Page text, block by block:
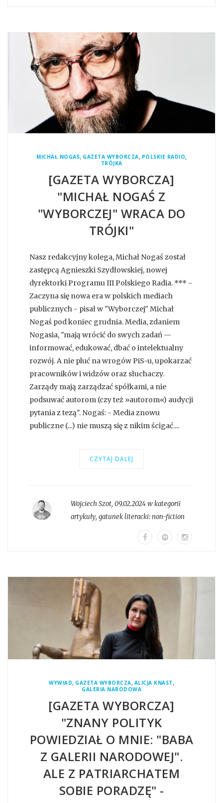
MICHAŁ NOGAŚ, GAZETA WYBORCZA, POLSKIE RADIO,
TRÓJKA
[GAZETA WYBORCZA]
"MICHAŁ NOGAŚ Z
"WYBORCZEJ" WRACA DO
TRÓJKI"
Nasz redakcyjny kolega, Michał Nogaś został
zastępcą Agnieszki Szydłowskiej, nowej
dyrektorki Programu III Polskiego Radia. *** -
Zaczyna się nowa era w polskich mediach
publicznych - pisał w "Wyborczej" Michał
Nogaś pod koniec grudnia. Media, zdaniem
Nogasia, "mają wrócić do swych zadań —
informować, edukować, dbać o intelektualny
rozwój. A nie pluć na wrogów PiS-u, upokarzać
pracowników i widzów oraz słuchaczy.
Zarządy mają zarządzać spółkami, a nie
podsuwać autorom (czy też »autorom«) audycji
pytania z tezą". Nogaś: - Media znowu
publiczne (...) nie muszą się z nikim ścigać....
CZYTAJ DALEJ
Wojciech Szot, 09.02.2024 w kategorii
artykuły, gatunek literacki:non-fiction
WYWIAD, GAZETA WYBORCZA, ALICJA KNAST ,
GALERIA NARODOWA
[GAZETA WYBORCZA]
"ZNANY POLITYK
POWIEDZIAŁ O MNIE: "BABA
Z GALERII NARODOWEJ".
ALE Z PATRIARCHATEM
SOBIE PORADZĘ" -